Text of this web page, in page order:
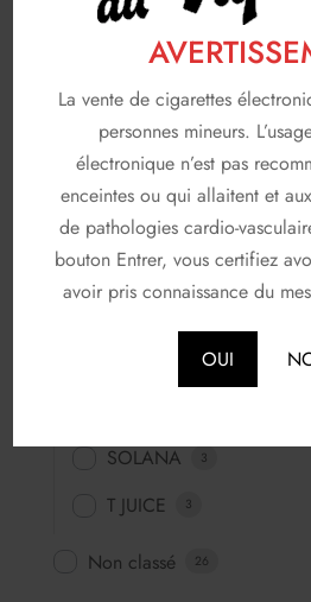
La vente de cigarettes
personnes mineurs.
électronique n’est pas
enceintes ou qui allaitent et
de pathologies cardio-
bouton Entrer, vous certifiez
avoir pris connaissance du
OUI
Saveurs fraiches
Saveurs gourmandes 83
FABRICANTS 116
A & L 19
18
SOLANA 3
T JUICE 3
Non classé 26